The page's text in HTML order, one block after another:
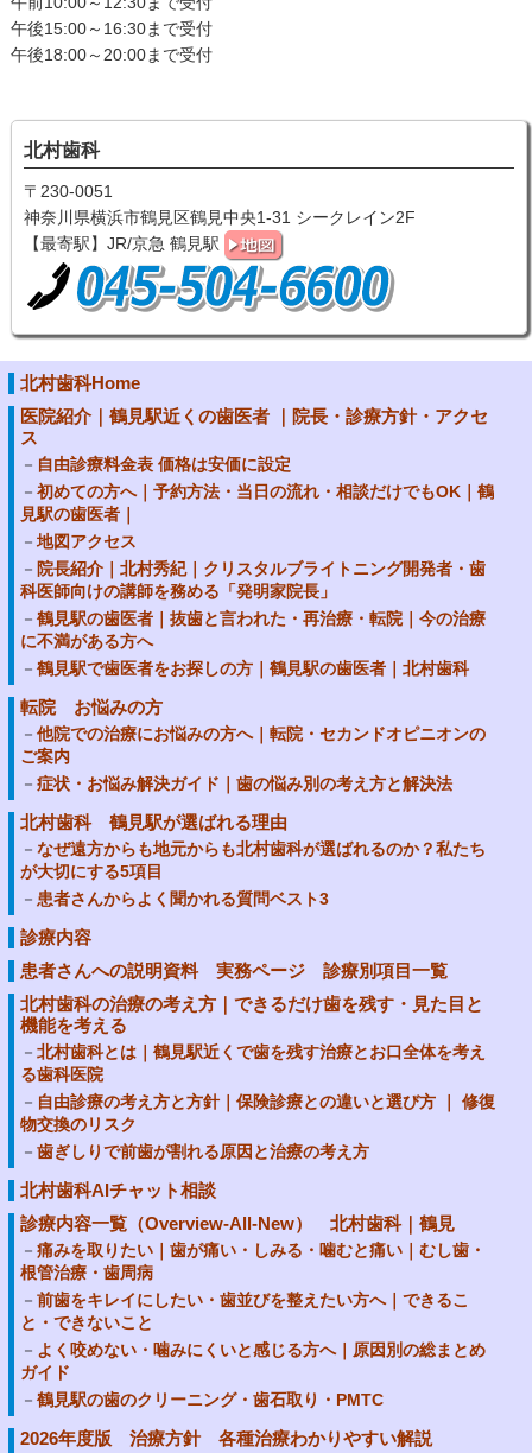
午後15:00～16:30まで受付
午後18:00～20:00まで受付
北村歯科
〒230-0051
神奈川県横浜市鶴見区鶴見中央1-31 シークレイン2F
【最寄駅】JR/京急 鶴見駅
北村歯科Home
医院紹介｜鶴見駅近くの歯医者 ｜院長・診療方針・アクセ
ス
自由診療料金表 価格は安価に設定
初めての方へ｜予約方法・当日の流れ・相談だけでもOK｜鶴
見駅の歯医者｜
地図アクセス
院長紹介｜北村秀紀｜クリスタルブライトニング開発者・歯
科医師向けの講師を務める「発明家院長」
鶴見駅の歯医者｜抜歯と言われた・再治療・転院｜今の治療
に不満がある方へ
鶴見駅で歯医者をお探しの方｜鶴見駅の歯医者｜北村歯科
転院 お悩みの方
他院での治療にお悩みの方へ｜転院・セカンドオピニオンの
ご案内
症状・お悩み解決ガイド｜歯の悩み別の考え方と解決法
北村歯科 鶴見駅が選ばれる理由
なぜ遠方からも地元からも北村歯科が選ばれるのか？私たち
が大切にする5項目
患者さんからよく聞かれる質問ベスト3
診療内容
患者さんへの説明資料 実務ページ 診療別項目一覧
北村歯科の治療の考え方｜できるだけ歯を残す・見た目と
機能を考える
北村歯科とは｜鶴見駅近くで歯を残す治療とお口全体を考え
る歯科医院
自由診療の考え方と方針｜保険診療との違いと選び方 ｜ 修復
物交換のリスク
歯ぎしりで前歯が割れる原因と治療の考え方
北村歯科AIチャット相談
診療内容一覧（Overview-All-New） 北村歯科｜鶴見
痛みを取りたい｜歯が痛い・しみる・噛むと痛い｜むし歯・
根管治療・歯周病
前歯をキレイにしたい・歯並びを整えたい方へ｜できるこ
と・できないこと
よく咬めない・噛みにくいと感じる方へ｜原因別の総まとめ
ガイド
鶴見駅の歯のクリーニング・歯石取り・PMTC
2026年度版 治療方針 各種治療わかりやすい解説